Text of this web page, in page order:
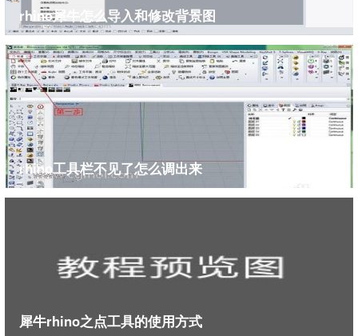
rhino犀牛怎么导入和修改背景图
rhino工具栏不见了怎么调出来
犀牛rhino之点工具的使用方式